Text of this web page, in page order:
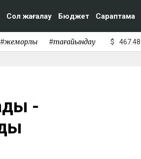
Сол жағалау Бюджет Сараптама
#жемқорлық #тағайындау $ 467.48
-